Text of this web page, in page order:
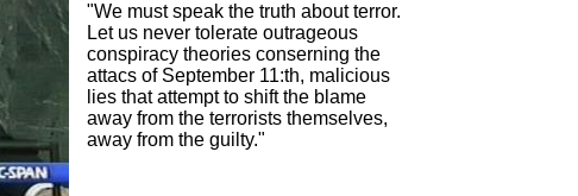
"We must speak the truth about terror.
Let us never tolerate outrageous
conspiracy theories conserning the
attacs of September 11:th, malicious
lies that attempt to shift the blame
away from the terrorists themselves,
away from the guilty."